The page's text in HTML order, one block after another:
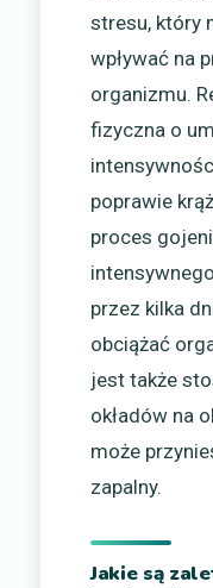
stresu, który
wpływać na
organizmu.
fizyczna o
poprawie
proces
przez kilka
obciążać
jest także
okładów na
może
zapalny.
Jakie są